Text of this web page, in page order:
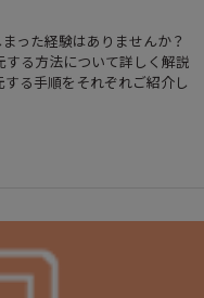
った経験はありませんか？
る方法について詳しく解説
る手順をそれぞれご紹介し